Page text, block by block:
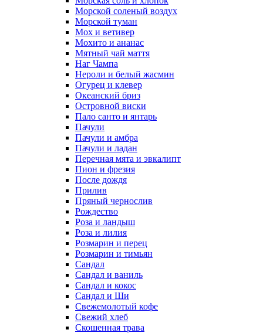
Морской соленый воздух
Морской туман
Мох и ветивер
Мохито и ананас
Мятный чай маття
Наг Чампа
Нероли и белый жасмин
Огурец и клевер
Океанский бриз
Островной виски
Пало санто и янтарь
Пачули
Пачули и амбра
Пачули и ладан
Перечная мята и эвкалипт
Пион и фрезия
После дождя
Прилив
Пряный чернослив
Рождество
Роза и ландыш
Роза и лилия
Розмарин и перец
Розмарин и тимьян
Сандал
Сандал и ваниль
Сандал и кокос
Сандал и Ши
Свежемолотый кофе
Свежий хлеб
Скошенная трава